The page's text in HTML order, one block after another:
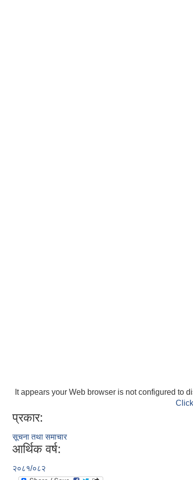
It appears your Web browser is not configured to
प्रकार:
सूचना तथा समाचार
आर्थिक वर्ष:
२०८१/०८२